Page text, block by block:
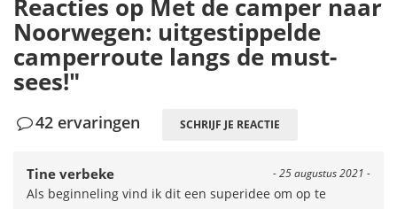
Reacties op Met de camper naar
Noorwegen: uitgestippelde
camperroute langs de must-
sees!"
42 ervaringen SCHRIJF JE REACTIE
- 25 augustus 2021 -
Tine verbeke
Als beginneling vind ik dit een superidee om op te